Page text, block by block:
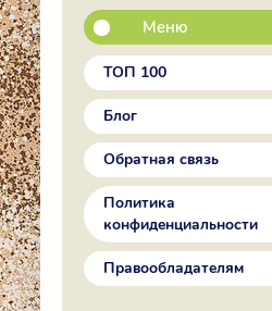
Меню
ТОП 100
Блог
Обратная связь
Политика
конфиденциальности
Правообладателям